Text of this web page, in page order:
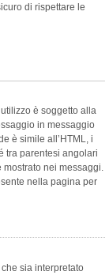
di rispettare le
è soggetto alla
in messaggio
è simile all’HTML, i
tra parentesi angolari
mostrato nei messaggi.
nella pagina per
sia interpretato